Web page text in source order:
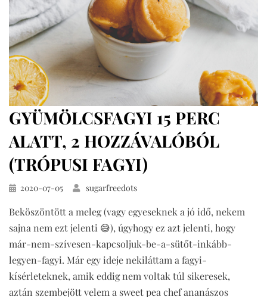
GYÜMÖLCSFAGYI 15 PERC
ALATT, 2 HOZZÁVALÓBÓL
(TRÓPUSI FAGYI)
Közzétéve
2020-07-05 sugarfreedots
Beköszöntött a meleg (vagy egyeseknek a jó idő, nekem
sajna nem ezt jelenti 😅), úgyhogy ez azt jelenti, hogy
már-nem-szívesen-kapcsoljuk-be-a-sütőt-inkább-
legyen-fagyi. Már egy ideje nekiláttam a fagyi-
kísérleteknek, amik eddig nem voltak túl sikeresek,
aztán szembejött velem a sweet pea chef ananászos